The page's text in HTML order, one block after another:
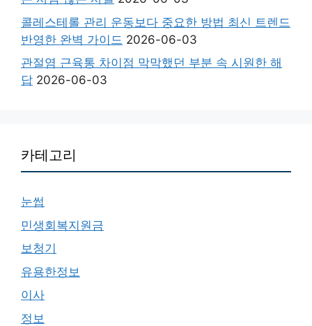
콜레스테롤 관리 운동보다 중요한 방법 최신 트렌드
반영한 완벽 가이드 2026-06-03
관절염 근육통 차이점 막막했던 부분 속 시원한 해
답 2026-06-03
카테고리
눈썹
민생회복지원금
보청기
유용한정보
이사
정보